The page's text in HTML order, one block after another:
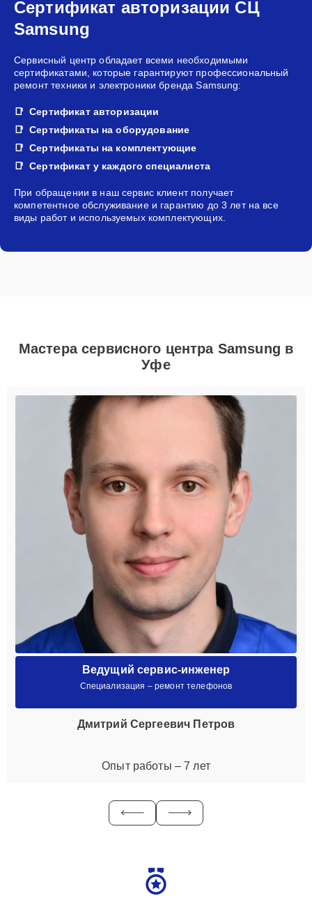
Сертификат авторизации СЦ
Samsung
Сервисный центр обладает всеми необходимыми
сертификатами, которые гарантируют профессиональный
ремонт техники и электроники бренда Samsung:
Сертификат авторизации
Сертификаты на оборудование
Сертификаты на комплектующие
Сертификат у каждого специалиста
При обращении в наш сервис клиент получает
компетентное обслуживание и гарантию до 3 лет на все
виды работ и используемых комплектующих.
Мастера сервисного центра Samsung в
Уфе
Ведущий сервис-инженер
Специализация – ремонт телефонов
Дмитрий Сергеевич Петров
Опыт работы – 7 лет